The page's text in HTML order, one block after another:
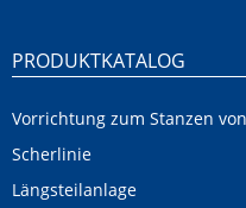
PRODUKTKATALOG
Scherlinie
Längsteilanlage